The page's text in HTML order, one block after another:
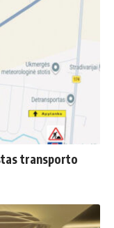
transporto